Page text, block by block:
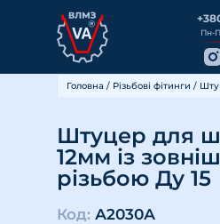
Пн-
Головна / Різьбові фітинги /
Штуцер для
12мм із
різьбою Ду 15
Код: А2030А